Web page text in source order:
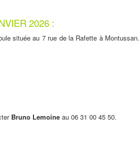
2026 :
située au 7 rue de la Rafette à Montussan.
Bruno Lemoine au 06 31 00 45 50.